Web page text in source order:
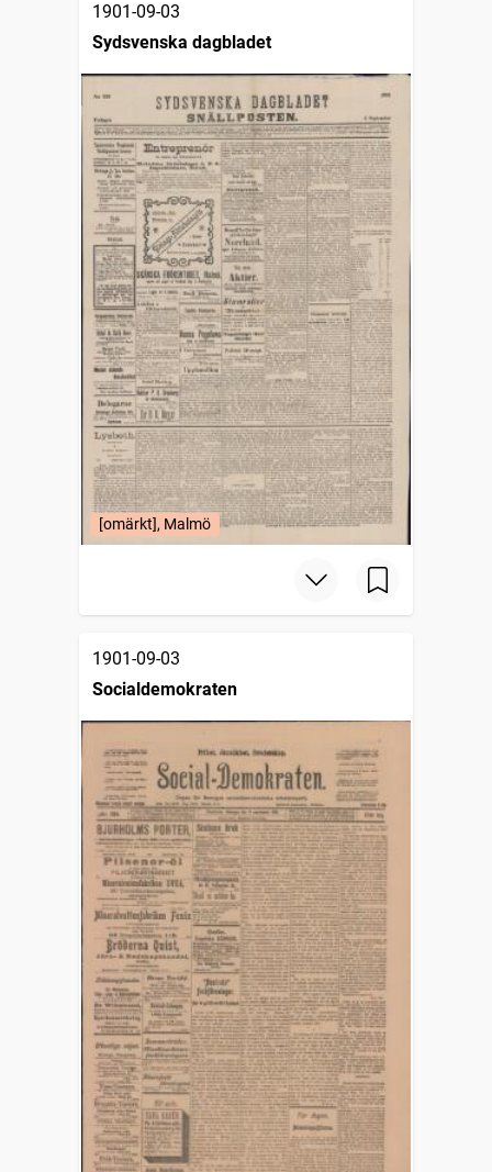
1901-09-03
Sydsvenska dagbladet
[omärkt], Malmö
1901-09-03
Socialdemokraten